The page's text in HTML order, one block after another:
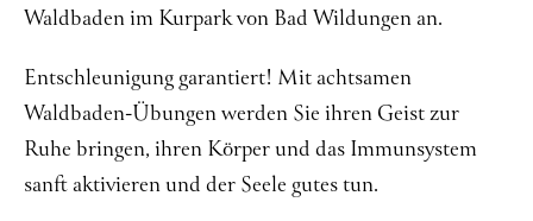
Waldbaden im Kurpark von Bad Wildungen an.
Entschleunigung garantiert! Mit achtsamen
Waldbaden-Übungen werden Sie ihren Geist zur
Ruhe bringen, ihren Körper und das Immunsystem
sanft aktivieren und der Seele gutes tun.